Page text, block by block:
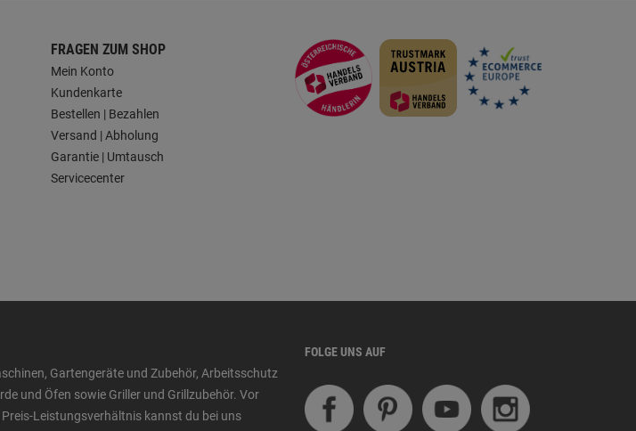
FRAGEN ZUM SHOP
Mein Konto
Kundenkarte
Bestellen | Bezahlen
Versand | Abholung
Garantie | Umtausch
Servicecenter
Gartengeräte und Zubehör, Arbeitsschutz
und Öfen sowie Griller und Grillzubehör. Vor
Leistungsverhältnis kannst du bei uns
FOLGE UNS AUF